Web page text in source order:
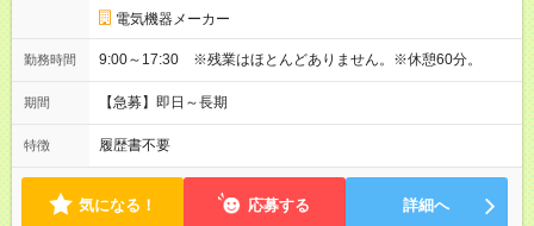
電気機器メーカー
勤務時間 9:00～17:30 ※残業はほとんどありません。※休憩60分。
期間 【急募】即日～長期
特徴 履歴書不要
気になる！ 応募する 詳細へ